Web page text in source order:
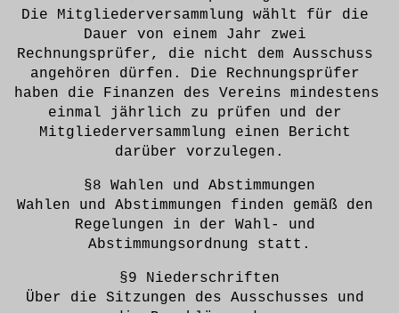
Die Mitgliederversammlung wählt für die
Dauer von einem Jahr zwei
Rechnungsprüfer, die nicht dem Ausschuss
angehören dürfen. Die Rechnungsprüfer
haben die Finanzen des Vereins mindestens
einmal jährlich zu prüfen und der
Mitgliederversammlung einen Bericht
darüber vorzulegen.
§8 Wahlen und Abstimmungen
Wahlen und Abstimmungen finden gemäß den
Regelungen in der Wahl- und
Abstimmungsordnung statt.
§9 Niederschriften
Über die Sitzungen des Ausschusses und